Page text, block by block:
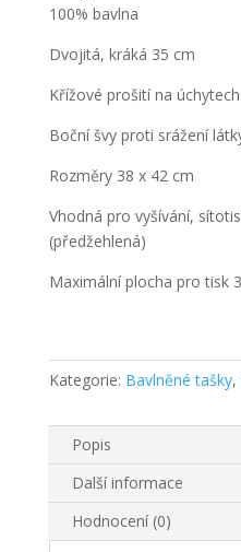
100% bavlna
Dvojitá, kráká 35 cm
Křížové prošití na
Boční švy proti srážení
Rozměry 38 x 42 cm
Vhodná pro vyšívání,
(předžehlená)
Maximální plocha pro tisk
Kategorie: Bavlněné tašky,
Popis
Další informace
Hodnocení (0)